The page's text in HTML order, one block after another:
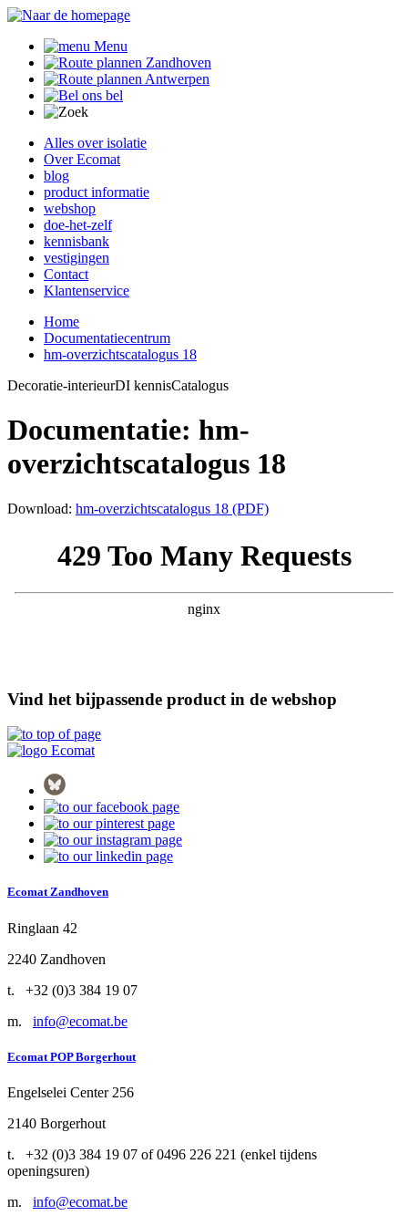
Menu
Zandhoven
Antwerpen
bel
Alles over isolatie
Over Ecomat
blog
product informatie
webshop
doe-het-zelf
kennisbank
vestigingen
Contact
Klantenservice
Home
Documentatiecentrum
hm-overzichtscatalogus 18
Decoratie-interieurDI kennisCatalogus
Documentatie: hm-
overzichtscatalogus 18
Download: hm-overzichtscatalogus 18 (PDF)
Vind het bijpassende product in de webshop
EcomatZandhoven
Ringlaan 42
2240 Zandhoven
t. +32 (0)3 384 19 07
m. info@ecomat.be
Ecomat POP Borgerhout
Engelselei Center 256
2140 Borgerhout
t. +32 (0)3 384 19 07 of 0496 226 221 (enkel tijdens
openingsuren)
m. info@ecomat.be